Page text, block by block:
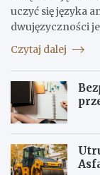
uczyć się języka
dwujęzyczności
Czytaj dalej